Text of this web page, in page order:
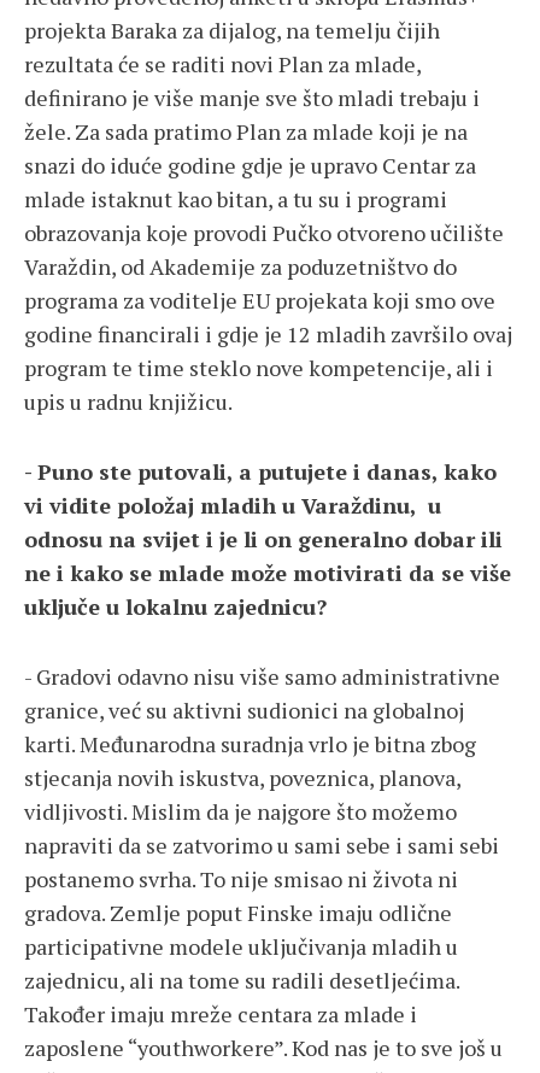
projekta Baraka za dijalog, na temelju čijih
rezultata će se raditi novi Plan za mlade,
definirano je više manje sve što mladi trebaju i
žele. Za sada pratimo Plan za mlade koji je na
snazi do iduće godine gdje je upravo Centar za
mlade istaknut kao bitan, a tu su i programi
obrazovanja koje provodi Pučko otvoreno učilište
Varaždin, od Akademije za poduzetništvo do
programa za voditelje EU projekata koji smo ove
godine financirali i gdje je 12 mladih završilo ovaj
program te time steklo nove kompetencije, ali i
upis u radnu knjižicu.
- Puno ste putovali, a putujete i danas, kako
vi vidite položaj mladih u Varaždinu, u
odnosu na svijet i je li on generalno dobar ili
ne i kako se mlade može motivirati da se više
uključe u lokalnu zajednicu?
- Gradovi odavno nisu više samo administrativne
granice, već su aktivni sudionici na globalnoj
karti. Međunarodna suradnja vrlo je bitna zbog
stjecanja novih iskustva, poveznica, planova,
vidljivosti. Mislim da je najgore što možemo
napraviti da se zatvorimo u sami sebe i sami sebi
postanemo svrha. To nije smisao ni života ni
gradova. Zemlje poput Finske imaju odlične
participativne modele uključivanja mladih u
zajednicu, ali na tome su radili desetljećima.
Također imaju mreže centara za mlade i
zaposlene “youthworkere”. Kod nas je to sve još u